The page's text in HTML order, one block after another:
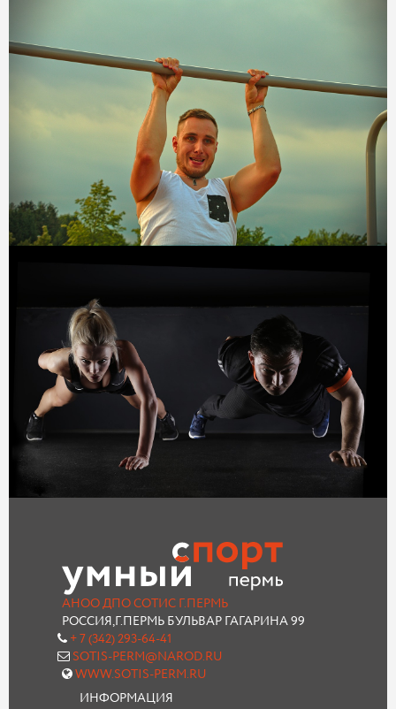
АНОО ДПО СОТИС Г.ПЕРМЬ
РОССИЯ,Г.ПЕРМЬ БУЛЬВАР ГАГАРИНА 99
+ 7 (342) 293-64-41
SOTIS-PERM@NAROD.RU
WWW.SOTIS-PERM.RU
ИНФОРМАЦИЯ